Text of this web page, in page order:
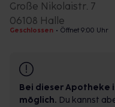
Große Nikolaistr. 7
06108 Halle
Geschlossen • Öffnet 9:00 Uhr
Bei dieser Apotheke
möglich. Du kannst